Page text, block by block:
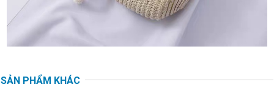
SẢN PHẨM KHÁC